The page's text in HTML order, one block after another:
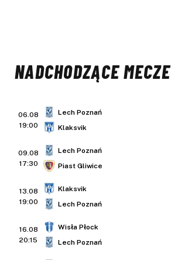
NADCHODZĄCE MECZE
06.08
19:00
Lech Poznań
Klaksvik
09.08
17:30
Lech Poznań
Piast Gliwice
13.08
19:00
Klaksvik
Lech Poznań
16.08
20:15
Wisła Płock
Lech Poznań